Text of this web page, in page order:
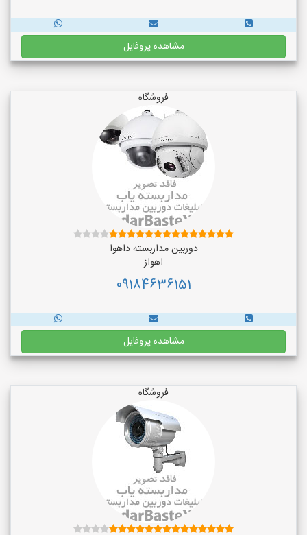
مشاهده پروفایل
فروشگاه
دوربین مداربسته داهوا
اهواز
09184636151
مشاهده پروفایل
فروشگاه